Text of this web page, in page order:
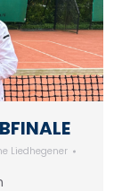
Liedhegener